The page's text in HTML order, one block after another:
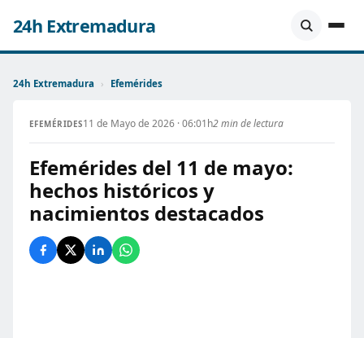
24h Extremadura
24h Extremadura › Efemérides
EFEMÉRIDES11 de Mayo de 2026 · 06:01h2 min de lectura
Efemérides del 11 de mayo:
hechos históricos y
nacimientos destacados